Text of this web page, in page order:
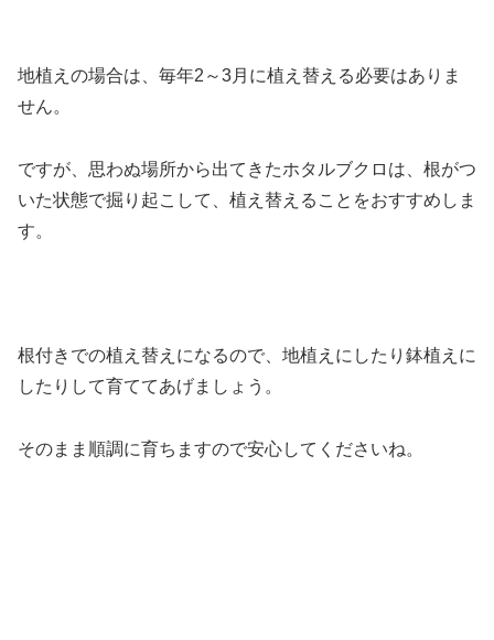
地植えの場合は、毎年2～3月に植え替える必要はありま
せん。
ですが、思わぬ場所から出てきたホタルブクロは、根がつ
いた状態で掘り起こして、植え替えることをおすすめしま
す。
根付きでの植え替えになるので、地植えにしたり鉢植えに
したりして育ててあげましょう。
そのまま順調に育ちますので安心してくださいね。